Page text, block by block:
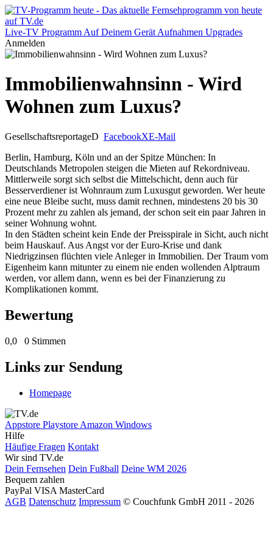
Live-TV Programm Auf Deinem Gerät Aufnahmen Upgrades
Anmelden
Immobilienwahnsinn - Wird
Wohnen zum Luxus?
GesellschaftsreportageD FacebookXE-Mail
Berlin, Hamburg, Köln und an der Spitze München: In
Deutschlands Metropolen steigen die Mieten auf Rekordniveau.
Mittlerweile sorgt sich selbst die Mittelschicht, denn auch für
Besserverdiener ist Wohnraum zum Luxusgut geworden. Wer heute
eine neue Bleibe sucht, muss damit rechnen, mindestens 20 bis 30
Prozent mehr zu zahlen als jemand, der schon seit ein paar Jahren in
seiner Wohnung wohnt.
In den Städten scheint kein Ende der Preisspirale in Sicht, auch nicht
beim Hauskauf. Aus Angst vor der Euro-Krise und dank
Niedrigzinsen flüchten viele Anleger in Immobilien. Der Traum vom
Eigenheim kann mitunter zu einem nie enden wollenden Alptraum
werden, vor allem dann, wenn es bei der Finanzierung zu
Komplikationen kommt.
Bewertung
0,0 0 Stimmen
Links zur Sendung
Homepage
Appstore Playstore Amazon Windows
Hilfe
Häufige Fragen Kontakt
Wir sind TV.de
Dein Fernsehen Dein Fußball Deine WM 2026
Bequem zahlen
PayPal VISA MasterCard
AGB Datenschutz Impressum © Couchfunk GmbH 2011 - 2026